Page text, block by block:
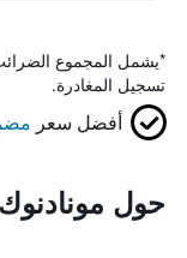
*يشمل المجموع
تسجيل المغادرة.
أفضل سعر
حول